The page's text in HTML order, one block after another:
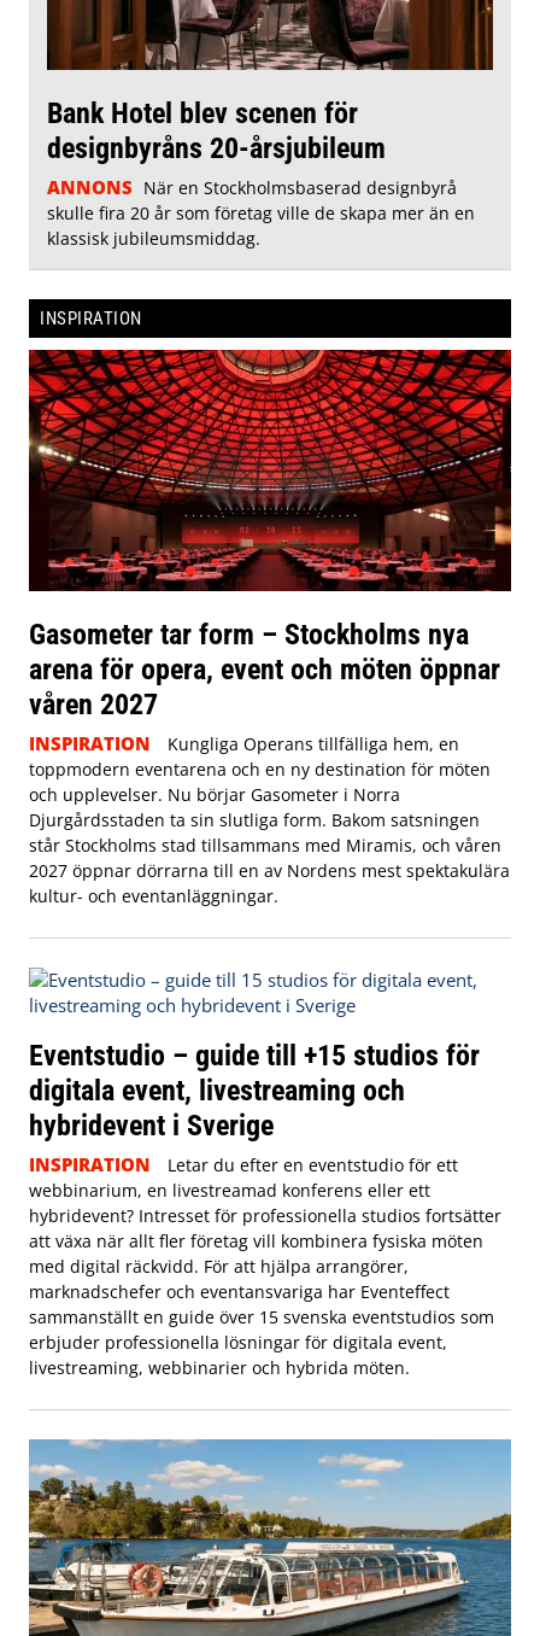
Bank Hotel blev scenen för
designbyråns 20-årsjubileum
ANNONS När en Stockholmsbaserad designbyrå
skulle fira 20 år som företag ville de skapa mer än en
klassisk jubileumsmiddag.
INSPIRATION
Gasometer tar form – Stockholms nya
arena för opera, event och möten öppnar
våren 2027
INSPIRATION
Kungliga Operans tillfälliga hem, en
toppmodern eventarena och en ny destination för möten
och upplevelser. Nu börjar Gasometer i Norra
Djurgårdsstaden ta sin slutliga form. Bakom satsningen
står Stockholms stad tillsammans med Miramis, och våren
2027 öppnar dörrarna till en av Nordens mest spektakulära
kultur- och eventanläggningar.
Eventstudio – guide till +15 studios för
digitala event, livestreaming och
hybridevent i Sverige
INSPIRATION
Letar du efter en eventstudio för ett
webbinarium, en livestreamad konferens eller ett
hybridevent? Intresset för professionella studios fortsätter
att växa när allt fler företag vill kombinera fysiska möten
med digital räckvidd. För att hjälpa arrangörer,
marknadschefer och eventansvariga har Eventeffect
sammanställt en guide över 15 svenska eventstudios som
erbjuder professionella lösningar för digitala event,
livestreaming, webbinarier och hybrida möten.